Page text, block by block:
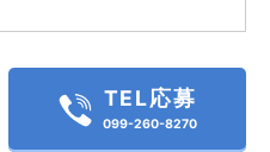
TEL応募
099-260-8270